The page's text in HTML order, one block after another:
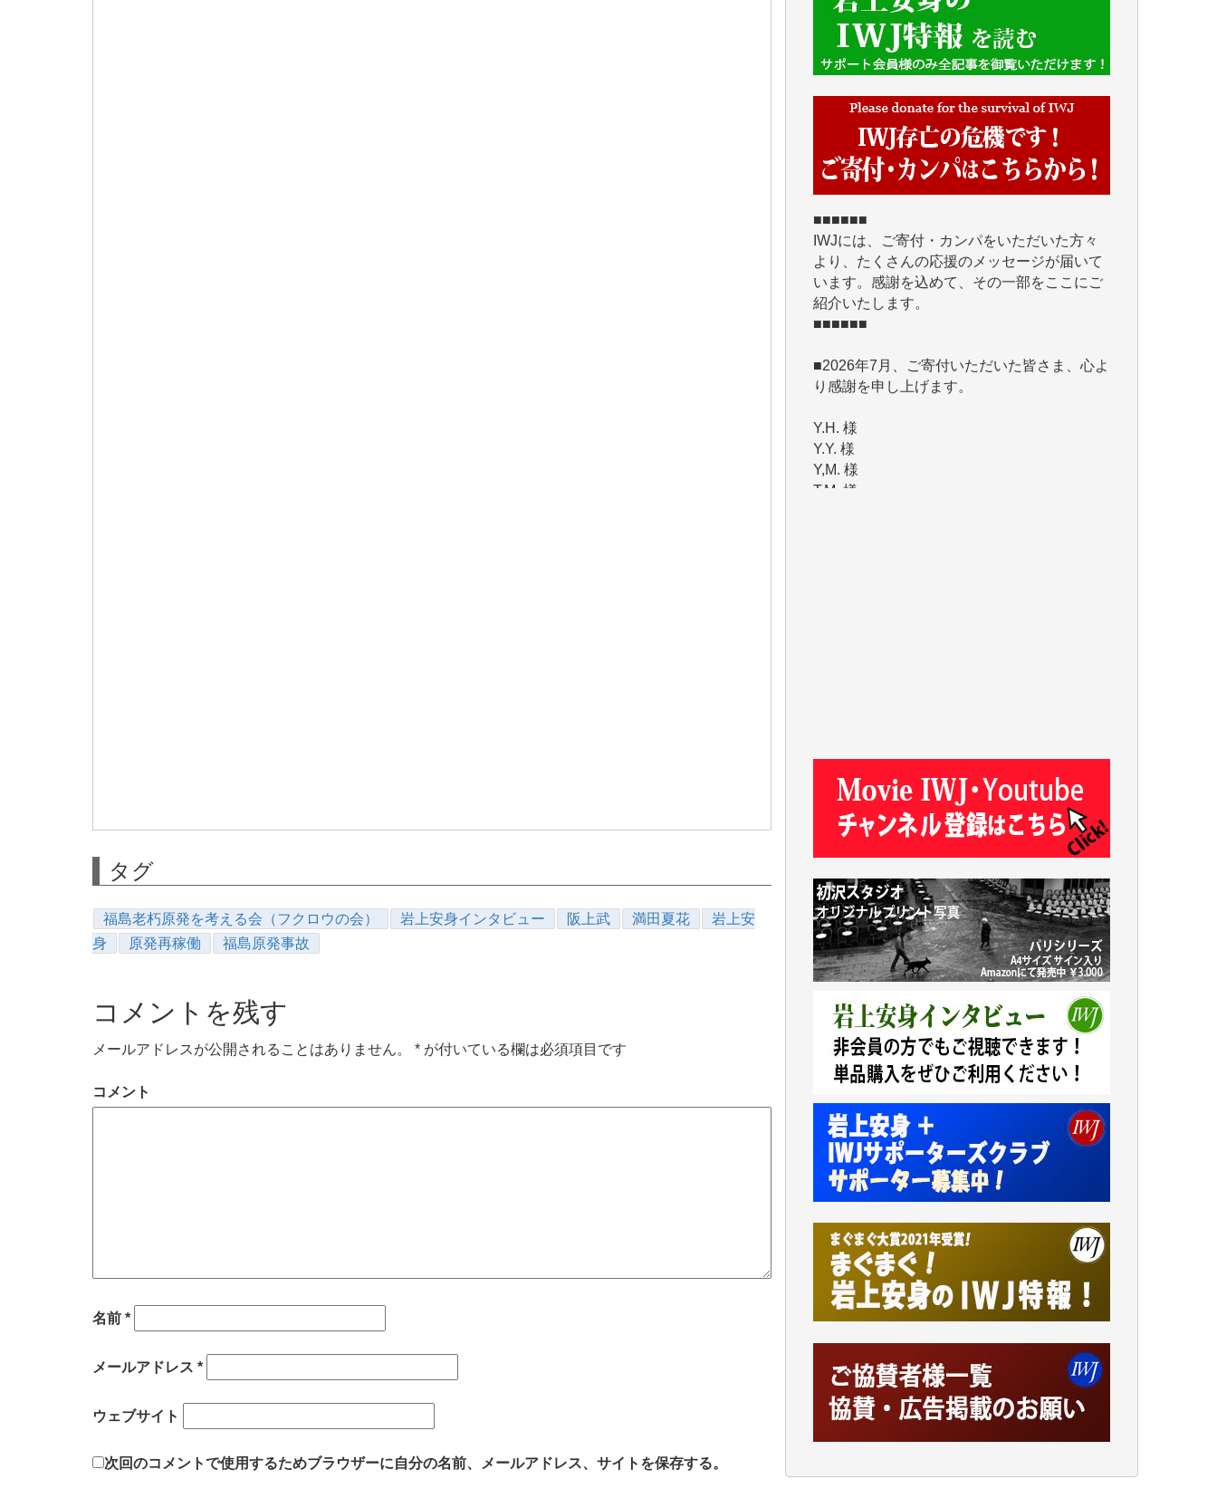
タグ
福島老朽原発を考える会（フクロウの会） 岩上安身インタビュー 阪上武 満田夏花
岩上安
身
原発再稼働 福島原発事故
コメントを残す
メールアドレスが公開されることはありません。 * が付いている欄は必須項目です
コメント
名前 *
メールアドレス *
ウェブサイト
次回のコメントで使用するためブラウザーに自分の名前、メールアドレス、サイトを保存する。
より、たくさんの応援のメッセージが届いて
います。感謝を込めて、その一部をここにご
紹介いたします。
■■■■■■
り感謝を申し上げます。
Y.H. 様
Y.Y. 様
Y,M. 様
T.M. 様
マツモト ヤスアキ 様
T.K. 様
ASAKO TAKAESU 様
マシオン恵美香 様
平野智生 様
山本賢二 様
吉住俊昭 様
徳山匡 様
金 盛起 様
塩川 晃平 様
松本益美 様
井出 隆太 様
及川昭男 様
岩井祐子 様
藤田英之 様
藤岡比左志 様
井出 隆太 様
小池説夫 様
アオキカナメ 様
諸般の事情によりIWJ会費払えず今は非会員
ンをよく拝見しております。コンテンツが失
われるのはあまりにもったいない。少しでも
お役立てください。（H.O.様）
今日、僅かですがカンパしました。（T.M.
今日、僅かですがカンパしました。IWJの危
機を乗り切るには到底及ばない額ですが病気
の妻を抱えている私にとっては精一杯のカン
パです。
や解説記事、そして各界の方々とのインタビ